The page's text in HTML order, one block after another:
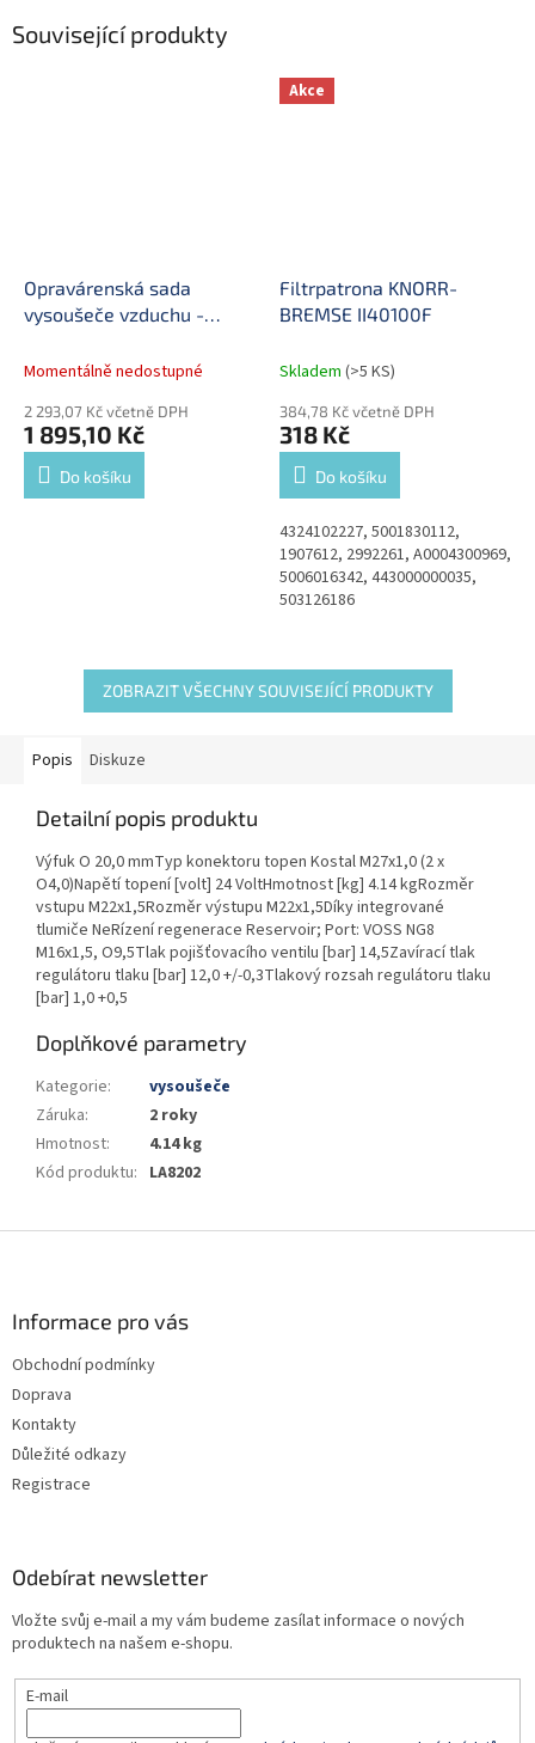
Související produkty
Opravárenská sada
vysoušeče vzduchu -
Momentálně nedostupné
2 293,07 Kč včetně DPH
1 895,10 Kč
Do košíku
Akce
Filtrpatrona KNORR-
BREMSE II40100F
Skladem (>5 KS)
384,78 Kč včetně DPH
318 Kč
Do košíku
4324102227, 5001830112,
1907612, 2992261, A0004300969,
5006016342, 443000000035,
503126186
ZOBRAZIT VŠECHNY SOUVISEJÍCÍ PRODUKTY
Popis Diskuze
Detailní popis produktu
Výfuk O 20,0 mmTyp konektoru topen Kostal M27x1,0 (2 x
O4,0)Napětí topení [volt] 24 VoltHmotnost [kg] 4.14 kgRozměr
vstupu M22x1,5Rozměr výstupu M22x1,5Díky integrované
tlumiče NeRízení regenerace Reservoir; Port: VOSS NG8
M16x1,5, O9,5Tlak pojišťovacího ventilu [bar] 14,5Zavírací tlak
regulátoru tlaku [bar] 12,0 +/-0,3Tlakový rozsah regulátoru tlaku
[bar] 1,0 +0,5
Doplňkové parametry
Kategorie:
vysoušeče
Záruka:
2 roky
Hmotnost:
4.14 kg
Kód produktu: LA8202
Informace pro vás
Obchodní podmínky
Doprava
Kontakty
Důležité odkazy
Registrace
Odebírat newsletter
Vložte svůj e-mail a my vám budeme zasílat informace o nových
produktech na našem e-shopu.
E-mail